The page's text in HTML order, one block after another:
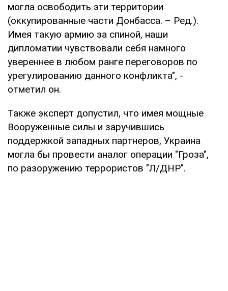
могла освободить эти территории
(оккупированные части Донбасса. – Ред.).
Имея такую армию за спиной, наши
дипломатии чувствовали себя намного
увереннее в любом ранге переговоров по
урегулированию данного конфликта", -
отметил он.
Также эксперт допустил, что имея мощные
Вооруженные силы и заручившись
поддержкой западных партнеров, Украина
могла бы провести аналог операции "Гроза",
по разоружению террористов "Л/ДНР".